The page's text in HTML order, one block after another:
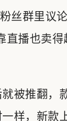
丝群里议
直播也卖
被推翻，
样，新款